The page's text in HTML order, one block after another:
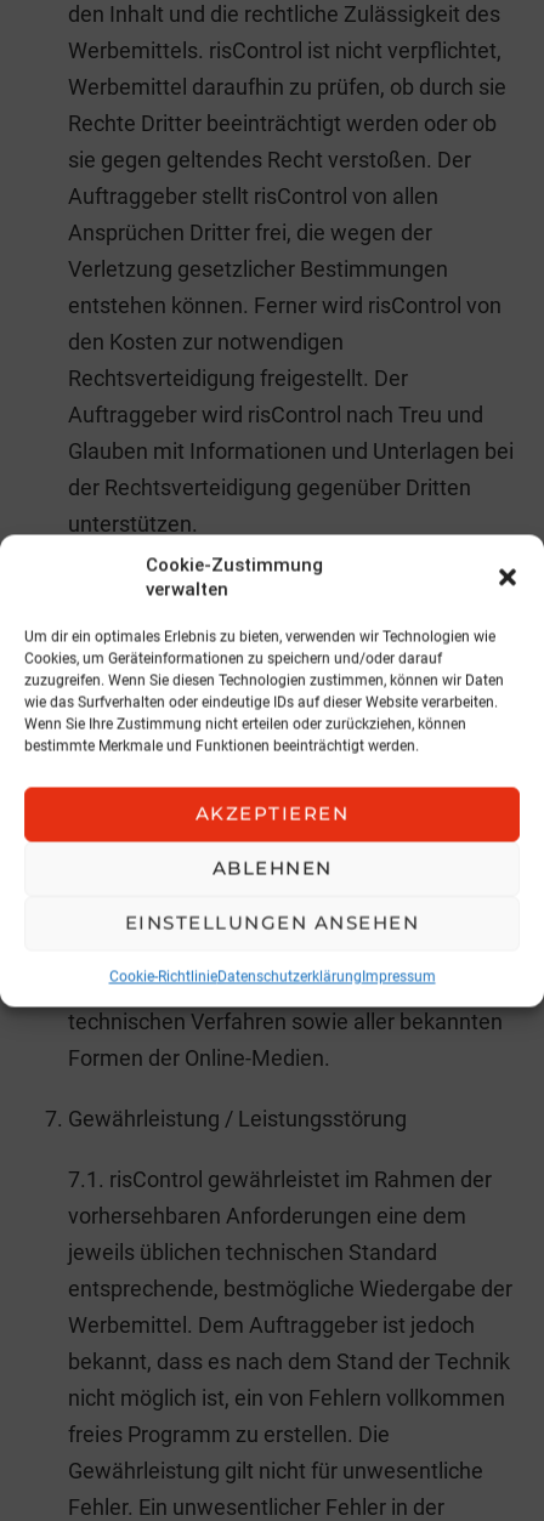
Cookie-Zustimmung
verwalten
Um dir ein optimales Erlebnis zu bieten, verwenden wir Technologien wie
Cookies, um Geräteinformationen zu speichern und/oder darauf
zuzugreifen. Wenn Sie diesen Technologien zustimmen, können wir Daten
wie das Surfverhalten oder eindeutige IDs auf dieser Website verarbeiten.
Wenn Sie Ihre Zustimmung nicht erteilen oder zurückziehen, können
bestimmte Merkmale und Funktionen beeinträchtigt werden.
AKZEPTIEREN
ABLEHNEN
EINSTELLUNGEN ANSEHEN
Cookie-RichtlinieDatenschutzerklärungImpressum
den Inhalt und die rechtliche Zulässigkeit des
Werbemittels. risControl ist nicht verpflichtet,
Werbemittel daraufhin zu prüfen, ob durch sie
Rechte Dritter beeinträchtigt werden oder ob
sie gegen geltendes Recht verstoßen. Der
Auftraggeber stellt risControl von allen
Ansprüchen Dritter frei, die wegen der
Verletzung gesetzlicher Bestimmungen
entstehen können. Ferner wird risControl von
den Kosten zur notwendigen
Rechtsverteidigung freigestellt. Der
Auftraggeber wird risControl nach Treu und
Glauben mit Informationen und Unterlagen bei
der Rechtsverteidigung gegenüber Dritten
unterstützen.
6.2. Der Auftraggeber überträgt risControl
Internet erforderlichen urheberrechtlichen
Nutzungs-, Leistungsschutz- und sonstigen
Rechte, insbesondere das Recht zur
Sendung, zeitlich und inhaltlich in dem für die
Durchführung des Auftrags notwendigen
Umfang. Vorgenannte Rechte werden in allen
Fällen örtlich unbegrenzt übertragen. Des
Rechte zur Schaltung mittels aller bekannten
technischen Verfahren sowie aller bekannten
Formen der Online-Medien.
Gewährleistung / Leistungsstörung
7.1. risControl gewährleistet im Rahmen der
vorhersehbaren Anforderungen eine dem
jeweils üblichen technischen Standard
entsprechende, bestmögliche Wiedergabe der
Werbemittel. Dem Auftraggeber ist jedoch
bekannt, dass es nach dem Stand der Technik
nicht möglich ist, ein von Fehlern vollkommen
freies Programm zu erstellen. Die
Gewährleistung gilt nicht für unwesentliche
Fehler. Ein unwesentlicher Fehler in der